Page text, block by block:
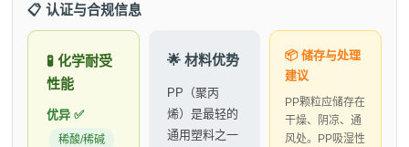
📋 认证与合规信息
🧪 化学耐受
性能
优异 ✅
稀酸/稀碱
🌟 材料优势
PP（聚丙
烯）是最轻的
通用塑料之一
📦 储存与处理
建议
PP颗粒应储存在
干燥、阴凉、通
风处。PP吸湿性